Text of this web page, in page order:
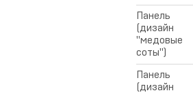
Панель
(дизайн
"медовые
соты")
Панель
(дизайн